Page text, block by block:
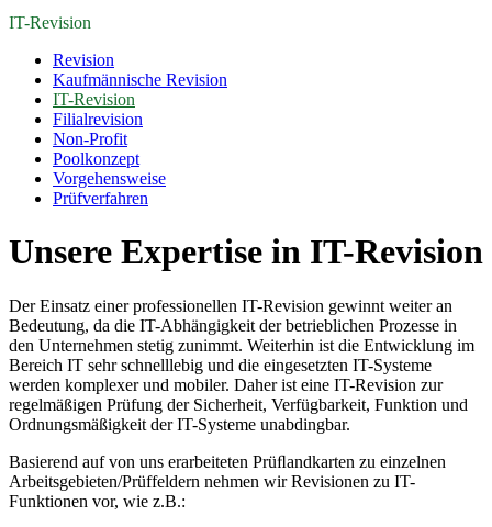
IT-Revision
Revision
Kaufmännische Revision
IT-Revision
Filialrevision
Non-Profit
Poolkonzept
Vorgehensweise
Prüfverfahren
Unsere Expertise in IT-Revision
Der Einsatz einer professionellen IT-Revision gewinnt weiter an
Bedeutung, da die IT-Abhängigkeit der betrieblichen Prozesse in
den Unternehmen stetig zunimmt. Weiterhin ist die Entwicklung im
Bereich IT sehr schnelllebig und die eingesetzten IT-Systeme
werden komplexer und mobiler. Daher ist eine IT-Revision zur
regelmäßigen Prüfung der Sicherheit, Verfügbarkeit, Funktion und
Ordnungsmäßigkeit der IT-Systeme unabdingbar.
Basierend auf von uns erarbeiteten Prüﬂandkarten zu einzelnen
Arbeitsgebieten/Prüffeldern nehmen wir Revisionen zu IT-
Funktionen vor, wie z.B.: